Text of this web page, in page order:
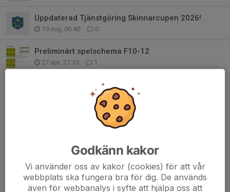
Uppdaterad Tjänstgöring Skinnarcupen 2026!
19 maj, 06:40 0
Preliminärt spelschema F10-12
27 apr, 21:15 1
Träningar framöver
1
Spelschema ICA-bollen 19/4
Tjänstgöring 19/4 – ICA‑bollen!
8 apr, 13:31
Träning fredag!
Godkänn kakor
Vi använder oss av kakor (cookies) för att vår
webbplats ska fungera bra för dig. De används
även för webbanalys i syfte att hjälpa oss att